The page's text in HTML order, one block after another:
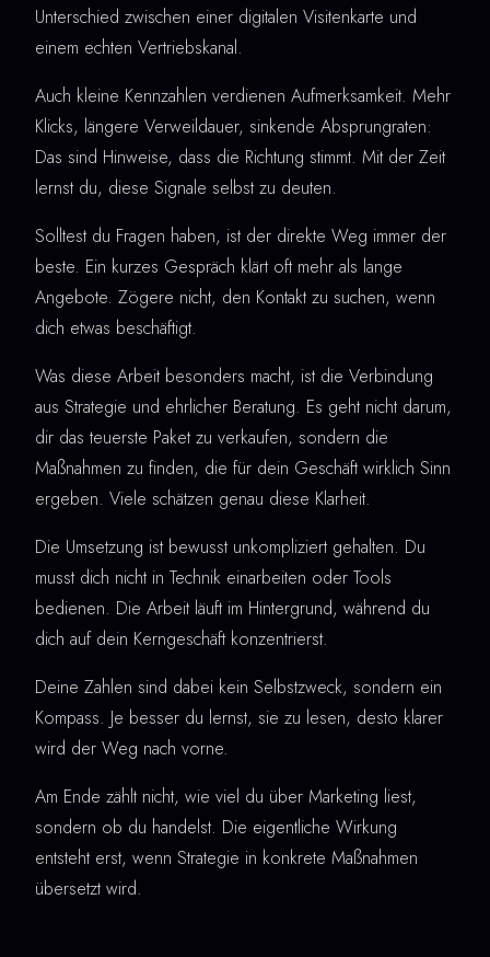
Unterschied zwischen einer digitalen Visitenkarte und
einem echten Vertriebskanal.
Auch kleine Kennzahlen verdienen Aufmerksamkeit. Mehr
Klicks, längere Verweildauer, sinkende Absprungraten:
Das sind Hinweise, dass die Richtung stimmt. Mit der Zeit
lernst du, diese Signale selbst zu deuten.
Solltest du Fragen haben, ist der direkte Weg immer der
beste. Ein kurzes Gespräch klärt oft mehr als lange
Angebote. Zögere nicht, den Kontakt zu suchen, wenn
dich etwas beschäftigt.
Was diese Arbeit besonders macht, ist die Verbindung
aus Strategie und ehrlicher Beratung. Es geht nicht darum,
dir das teuerste Paket zu verkaufen, sondern die
Maßnahmen zu finden, die für dein Geschäft wirklich Sinn
ergeben. Viele schätzen genau diese Klarheit.
Die Umsetzung ist bewusst unkompliziert gehalten. Du
musst dich nicht in Technik einarbeiten oder Tools
bedienen. Die Arbeit läuft im Hintergrund, während du
dich auf dein Kerngeschäft konzentrierst.
Deine Zahlen sind dabei kein Selbstzweck, sondern ein
Kompass. Je besser du lernst, sie zu lesen, desto klarer
wird der Weg nach vorne.
Am Ende zählt nicht, wie viel du über Marketing liest,
sondern ob du handelst. Die eigentliche Wirkung
entsteht erst, wenn Strategie in konkrete Maßnahmen
übersetzt wird.